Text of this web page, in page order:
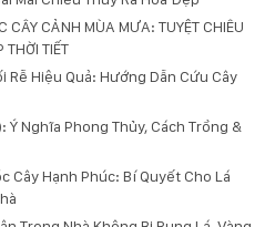
CÂY CẢNH MÙA MƯA: TUYỆT CHIÊU
THỜI TIẾT
Rễ Hiệu Quả: Hướng Dẫn Cứu Cây
Ý Nghĩa Phong Thủy, Cách Trồng &
Cây Hạnh Phúc: Bí Quyết Cho Lá